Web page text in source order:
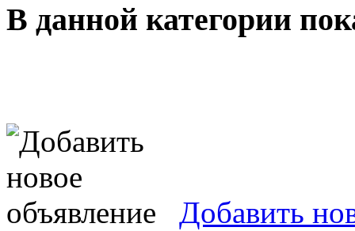
В данной категории
Добавить